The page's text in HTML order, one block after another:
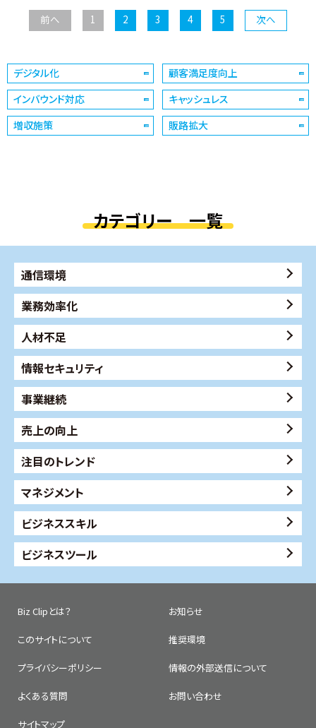
前へ 1 2 3 4 5 次へ
デジタル化
顧客満足度向上
インバウンド対応
キャッシュレス
増収施策
販路拡大
カテゴリー 一覧
通信環境
業務効率化
人材不足
情報セキュリティ
事業継続
売上の向上
注目のトレンド
マネジメント
ビジネススキル
ビジネスツール
Biz Clipとは？ お知らせ
このサイトについて 推奨環境
プライバシーポリシー 情報の外部送信について
よくある質問 お問い合わせ
サイトマップ